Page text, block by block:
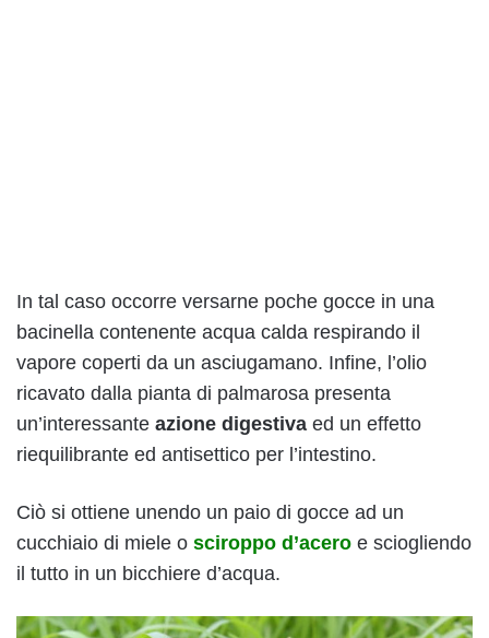
In tal caso occorre versarne poche gocce in una
bacinella contenente acqua calda respirando il
vapore coperti da un asciugamano. Infine, l’olio
ricavato dalla pianta di palmarosa presenta
un’interessante azione digestiva ed un effetto
riequilibrante ed antisettico per l’intestino.
Ciò si ottiene unendo un paio di gocce ad un
cucchiaio di miele o sciroppo d’acero e sciogliendo
il tutto in un bicchiere d’acqua.